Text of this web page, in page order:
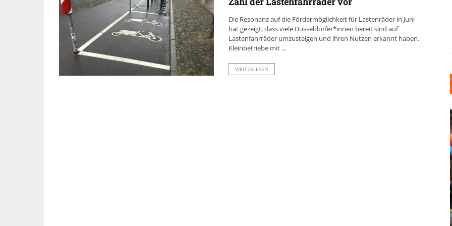
Die Resonanz auf die Fördermöglichkeit für Lastenräder in Juni
hat gezeigt, dass viele Düsseldorfer*innen bereit sind auf
Lastenfahrräder umzusteigen und ihren Nutzen erkannt haben.
Kleinbetriebe mit ...
WEITERLESEN